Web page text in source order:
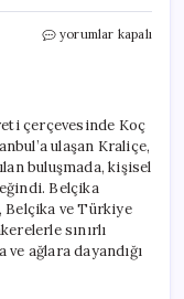
Belçika
Önemli
Bir
Buluşma
Gerçekleştirdi
için
yorumlar kapalı
çerçevesinde Koç
ulaşan Kraliçe,
buluşmada, kişisel
Belçika
Belçika ve Türkiye
sınırlı
ve ağlara dayandığı